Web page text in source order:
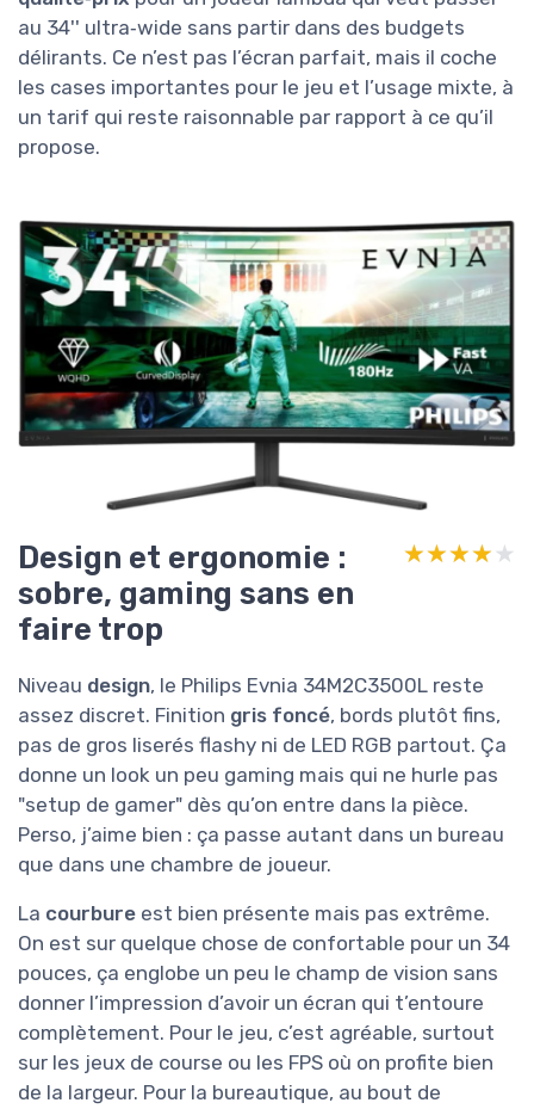
au 34'' ultra‑wide sans partir dans des budgets
délirants. Ce n’est pas l’écran parfait, mais il coche
les cases importantes pour le jeu et l’usage mixte, à
un tarif qui reste raisonnable par rapport à ce qu’il
propose.
Design et ergonomie :
sobre, gaming sans en
faire trop
★★★★★
★★★★★
Niveau design, le Philips Evnia 34M2C3500L reste
assez discret. Finition gris foncé, bords plutôt fins,
pas de gros liserés flashy ni de LED RGB partout. Ça
donne un look un peu gaming mais qui ne hurle pas
"setup de gamer" dès qu’on entre dans la pièce.
Perso, j’aime bien : ça passe autant dans un bureau
que dans une chambre de joueur.
La courbure est bien présente mais pas extrême.
On est sur quelque chose de confortable pour un 34
pouces, ça englobe un peu le champ de vision sans
donner l’impression d’avoir un écran qui t’entoure
complètement. Pour le jeu, c’est agréable, surtout
sur les jeux de course ou les FPS où on profite bien
de la largeur. Pour la bureautique, au bout de